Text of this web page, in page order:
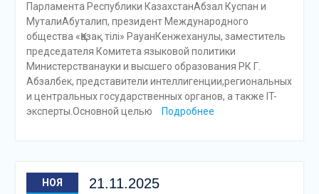
Парламента Республики КазахстанАбзал Куспан и
МуталиАбуталип, президент Международного
общества «Қазақ тілі» РауанКенжеханулы, заместитель
председателя Комитета языковой политики
Министерстванауки и высшего образования РК Г.
Абзалбек, представители интеллигенции,региональных
и центральных государственных органов, а также IT-
эксперты.Основной целью
Подробнее
НОЯ 21.11.2025